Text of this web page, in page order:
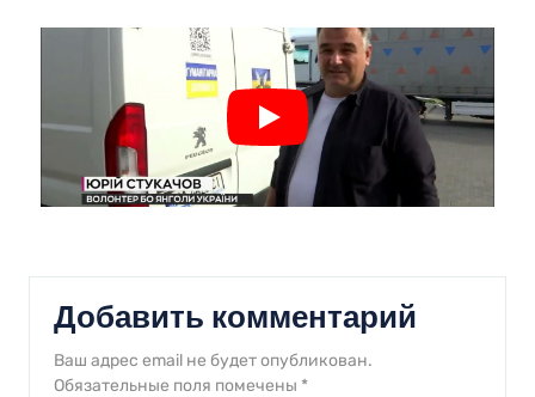
Добавить комментарий
Ваш адрес email не будет опубликован.
Обязательные поля помечены *